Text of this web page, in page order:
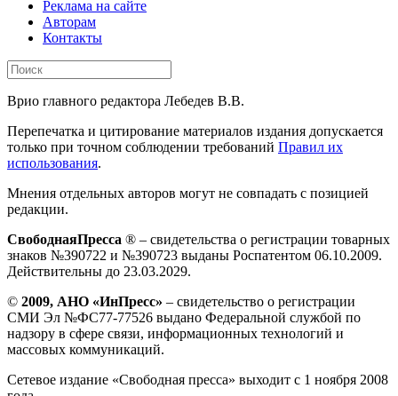
Реклама на сайте
Авторам
Контакты
Врио главного редактора Лебедев В.В.
Перепечатка и цитирование материалов издания допускается
только при точном соблюдении требований Правил их
использования.
Мнения отдельных авторов могут не совпадать с позицией
редакции.
СвободнаяПресса ® – свидетельства о регистрации товарных
знаков №390722 и №390723 выданы Роспатентом 06.10.2009.
Действительны до 23.03.2029.
© 2009, АНО «ИнПресс» – свидетельство о регистрации
СМИ Эл №ФС77-77526 выдано Федеральной службой по
надзору в сфере связи, информационных технологий и
массовых коммуникаций.
Сетевое издание «Свободная пресса» выходит с 1 ноября 2008